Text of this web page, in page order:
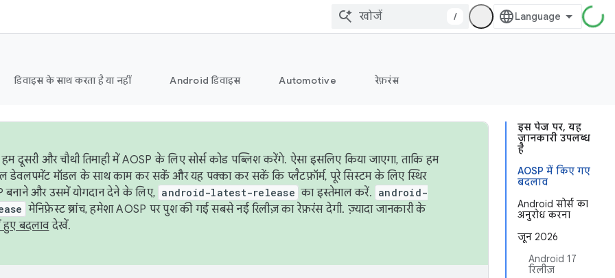
/
डिवाइस के साथ करता है या नहीं Android डिवाइस Automotive रेफ़रंस
इस पेज पर, यह
जानकारी उपलब्ध
है
AOSP में किए गए
बदलाव
Android सोर्स का
अनुरोध करना
जून 2026
Android 17
रिलीज़
दूसरी और चौथी तिमाही में AOSP के लिए सोर्स कोड पब्लिश करेंगे. ऐसा इसलिए किया जाएगा, ताकि हम
डेवलपमेंट मॉडल के साथ काम कर सकें और यह पक्का कर सकें कि प्लैटफ़ॉर्म, पूरे सिस्टम के लिए स्थिर
बनाने और उसमें योगदान देने के लिए, android-latest-release का इस्तेमाल करें. android-
मेनिफ़ेस्ट ब्रांच, हमेशा AOSP पर पुश की गई सबसे नई रिलीज़ का रेफ़रंस देगी. ज़्यादा जानकारी के
हुए बदलावदेखें.